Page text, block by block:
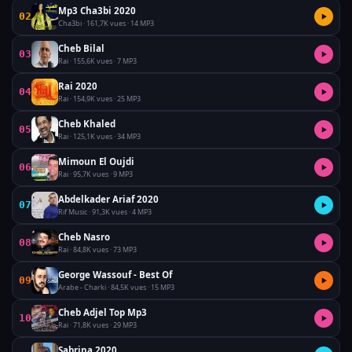
02 Mp3 Cha3bi 2020
Cha3bi · 161,7K vues · 14 MP3
▶
03 Cheb Bilal
Rai · 155,6K vues · 7 MP3
▶
04 Rai 2020
Rai · 154,9K vues · 25 MP3
▶
05 Cheb Khaled
Rai · 125,1K vues · 34 MP3
▶
06 Mimoun El Oujdi
Rai · 95,7K vues · 9 MP3
▶
07 Abdelkader Ariaf 2020
Rif Music · 91,3K vues · 4 MP3
▶
08 Cheb Nasro
Rai · 84,8K vues · 73 MP3
▶
09 George Wassouf - Best Of
Arabe - Charki · 84,5K vues · 15 MP3
▶
10 Cheb Adjel Top Mp3
Rai · 71,8K vues · 29 MP3
▶